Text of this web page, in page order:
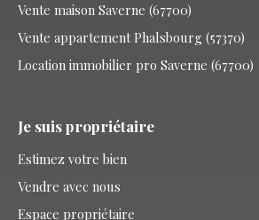
Vente maison Saverne (67700)
Vente appartement Phalsbourg (57370)
Location immobilier pro Saverne (67700)
Je suis propriétaire
Estimez votre bien
Vendre avec nous
Espace propriétaire